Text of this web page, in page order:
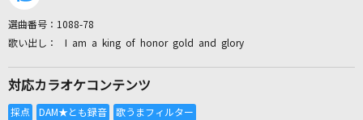
全国りれき
選曲番号： 1088-78
I am a king of honor gold and glory
対応カラオケコンテンツ